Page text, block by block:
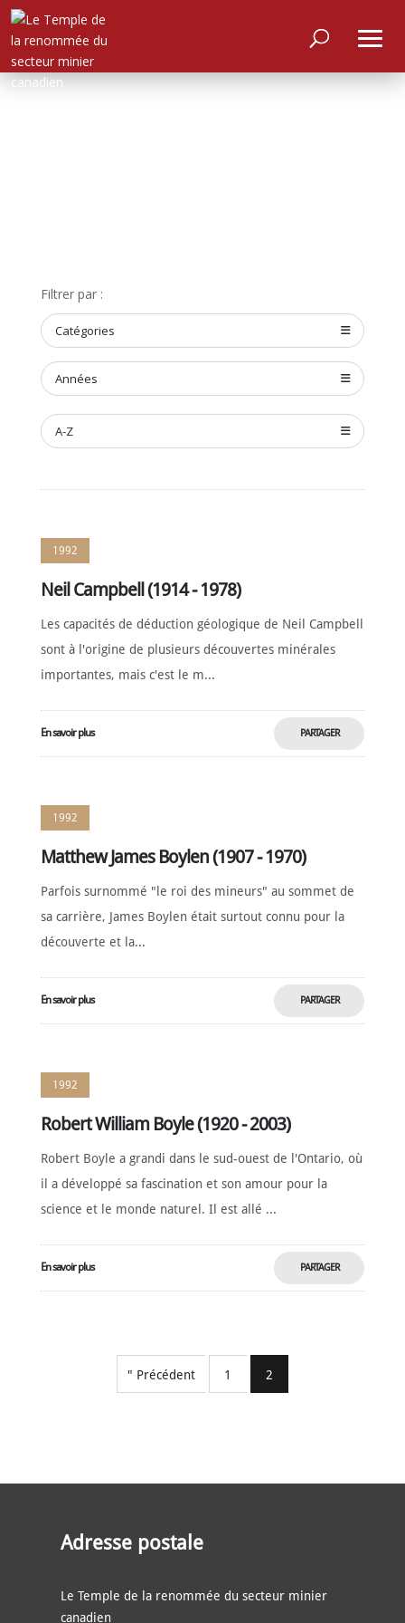
RENCONTRER
LES
MEMBRES
NOMINATION
CÉRÉMONIE
ANNUELLE
Français
Filtrer par :
Catégories
Années
A-Z
1992
Neil Campbell (1914 - 1978)
Les capacités de déduction géologique de Neil Campbell
sont à l'origine de plusieurs découvertes minérales
importantes, mais c'est le m...
En savoir plus PARTAGER
1992
Matthew James Boylen (1907 - 1970)
Parfois surnommé "le roi des mineurs" au sommet de
sa carrière, James Boylen était surtout connu pour la
découverte et la...
En savoir plus PARTAGER
1992
Robert William Boyle (1920 - 2003)
Robert Boyle a grandi dans le sud-ouest de l'Ontario, où
il a développé sa fascination et son amour pour la
science et le monde naturel. Il est allé ...
En savoir plus PARTAGER
" Précédent 1 2
Adresse postale
Le Temple de la renommée du secteur minier
canadien